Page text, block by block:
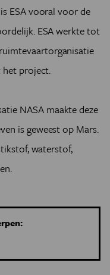
ESA vooral voor de
ESA werkte tot
het project.
NASA maakte deze
is geweest op Mars.
waterstof,